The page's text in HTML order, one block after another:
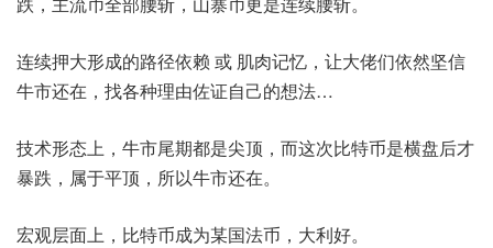
连续押大形成的路径依赖 或 肌肉记忆，让大佬们依然坚信
牛市还在，找各种理由佐证自己的想法…
技术形态上，牛市尾期都是尖顶，而这次比特币是横盘后才
暴跌，属于平顶，所以牛市还在。
宏观层面上，比特币成为某国法币，大利好。